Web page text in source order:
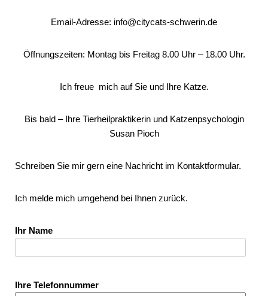
Email-Adresse: info@citycats-schwerin.de
Öffnungszeiten: Montag bis Freitag 8.00 Uhr – 18.00 Uhr.
Ich freue mich auf Sie und Ihre Katze.
Bis bald – Ihre Tierheilpraktikerin und Katzenpsychologin
Susan Pioch
Schreiben Sie mir gern eine Nachricht im Kontaktformular.
Ich melde mich umgehend bei Ihnen zurück.
Ihr Name
Ihre Telefonnummer